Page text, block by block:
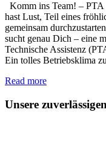
Komm ins Team! –
hast Lust, Teil eines
gemeinsam
sucht genau Dich – eine
Technische Assistenz
Ein tolles Betriebsklima
Read more
Unsere